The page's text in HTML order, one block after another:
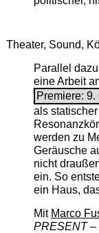
Theater, Sound,
Parallel
eine Arbeit
Premiere:
als
werden zu
Geräusche
nicht
ein. So
ein Haus,
Mit Marco
PRESENT –